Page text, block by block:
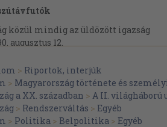
közül mindig az üldözött igazság
augusztus 12.
hogy feladjam, nem tudok
olyan helyzetet, hogy ott kell
ütközne, azt bármikor." 1990.
minden érthető." 1991.
> Riportok, interjúk
> Magyarország története és
a XX. században > A II. világháború
> Rendszerváltás > Egyéb
> Politika > Belpolitika > Egyéb